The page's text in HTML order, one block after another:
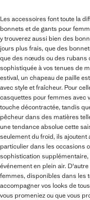
Les accessoires font toute la
bonnets et de gants pour
y trouverez aussi bien des
jours plus frais, que des
que des nœuds ou des rubans
sophistiquée à vos tenues de
estival, un chapeau de paille
avec style et fraîcheur. Pour
casquettes pour femmes avec
touche décontractée, tandis
pêcheur dans des matières
une tendance absolue cette
seulement du froid, ils ajoutent
particulier dans les occasions
sophistication
événement en plein air.
femmes, disponibles dans les
accompagner vos looks de
vous promeniez ou que vous